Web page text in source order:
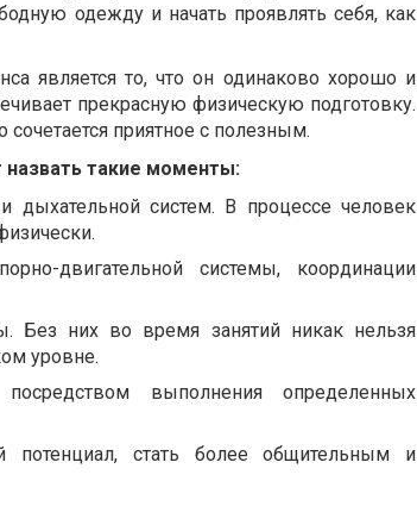
одежду и начать проявлять себя, как
является то, что он одинаково хорошо и
прекрасную физическую подготовку.
приятное с полезным.
такие моменты:
дыхательной систем. В процессе человек
двигательной системы, координации
Без них во время занятий никак нельзя
уровне.
выполнения определенных
потенциал, стать более общительным и